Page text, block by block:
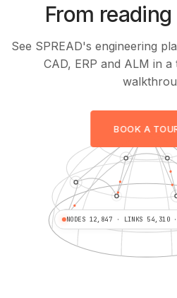
From
See SPREAD's engineering
CAD, ERP and ALM in
NODES 12,847 · LINKS 54,310 ·
BOOK A